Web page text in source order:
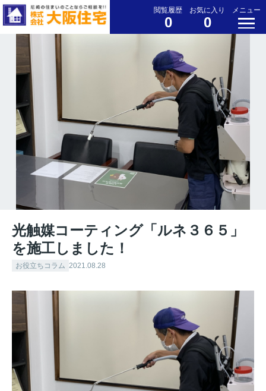
閲覧履歴
0
お気に入り
0
メニュー
光触媒コーティング「ルネ３６５」
を施工しました！
お役立ちコラム 2021.08.28